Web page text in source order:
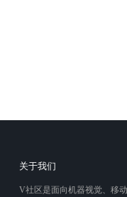
关于我们
V社区是面向机器视觉、移